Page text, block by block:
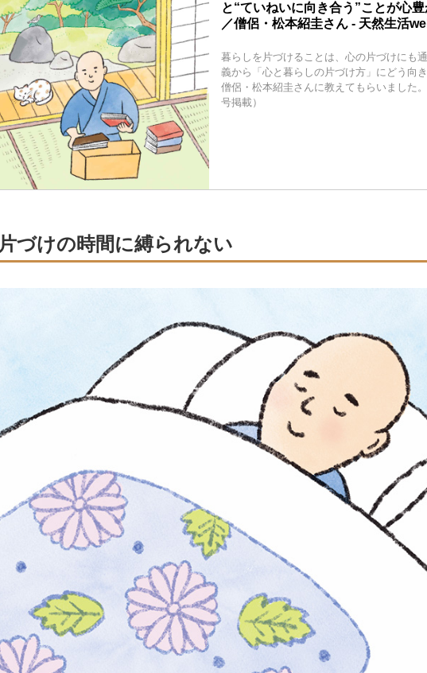
と“ていねいに向き合う”ことが心
／僧侶・松本紹圭さん - 天然生活
暮らしを片づけることは、心の片づけにも
義から「心と暮らしの片づけ方」にどう向
僧侶・松本紹圭さんに教えてもらいました
号掲載）
片づけの時間に縛られない